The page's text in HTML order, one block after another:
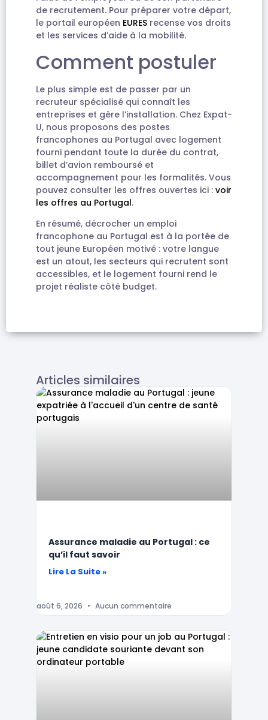
de recrutement. Pour préparer votre départ,
le portail européen EURES recense vos droits
et les services d’aide à la mobilité.
Comment postuler
Le plus simple est de passer par un
recruteur spécialisé qui connaît les
entreprises et gère l’installation. Chez Expat-
U, nous proposons des postes
francophones au Portugal avec logement
fourni pendant toute la durée du contrat,
billet d’avion remboursé et
accompagnement pour les formalités. Vous
pouvez consulter les offres ouvertes ici : voir
les offres au Portugal.
En résumé, décrocher un emploi
francophone au Portugal est à la portée de
tout jeune Européen motivé : votre langue
est un atout, les secteurs qui recrutent sont
accessibles, et le logement fourni rend le
projet réaliste côté budget.
Articles similaires
Assurance maladie au Portugal : ce
qu’il faut savoir
Lire La Suite »
août 6, 2026 Aucun commentaire